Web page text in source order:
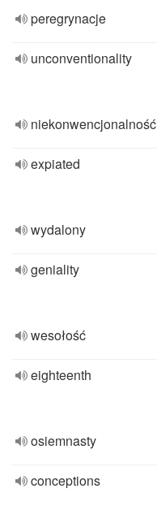
peregrynacje
unconventionality
niekonwencjonalność
expiated
wydalony
geniality
wesołość
eighteenth
osiemnasty
conceptions